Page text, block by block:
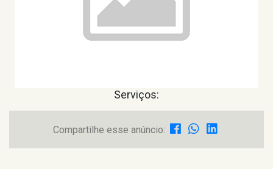
Serviços:
Compartilhe esse anúncio: